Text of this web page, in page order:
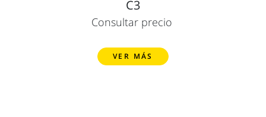
C3
Consultar precio
VER MÁS